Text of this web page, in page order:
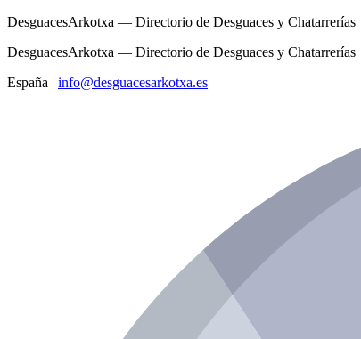
DesguacesArkotxa — Directorio de Desguaces y Chatarrerías
DesguacesArkotxa — Directorio de Desguaces y Chatarrerías
España | info@desguacesarkotxa.es